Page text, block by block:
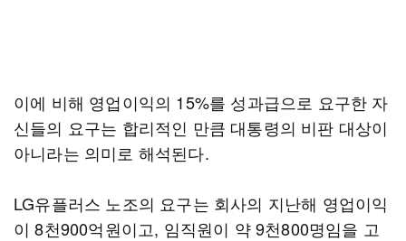
이에 비해 영업이익의 15%를 성과급으로 요구한 자
신들의 요구는 합리적인 만큼 대통령의 비판 대상이
아니라는 의미로 해석된다.
LG유플러스 노조의 요구는 회사의 지난해 영업이익
이 8천900억원이고, 임직원이 약 9천800명임을 고